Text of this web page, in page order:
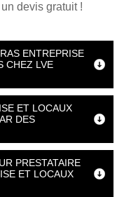
devis gratuit !
ENTREPRISE
CHEZ LVE
ET LOCAUX
DES
PRESTATAIRE
ET LOCAUX